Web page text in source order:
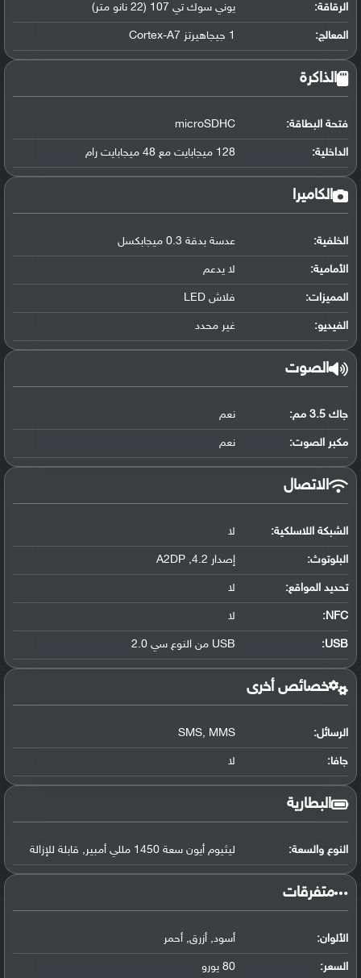
الرقاقة: يوني سوك تي 107 (22 نانو متر)
المعالج: 1 جيجاهيرتز Cortex-A7
الذاكرة
فتحة البطاقة: microSDHC
الداخلية: 128 ميجابايت مع 48 ميجابايت رام
الكاميرا
الخلفية: عدسة بدقة 0.3 ميجابكسل
الأمامية: لا يدعم
المميزات: فلاش LED
الفيديو: غير محدد
الصوت
جاك 3.5 مم: نعم
مكبر الصوت: نعم
الاتصال
الشبكة اللاسلكية: لا
البلوتوث: إصدار 4.2, A2DP
تحديد المواقع: لا
NFC
: لا
USB
: USB من النوع سي 2.0
خصائص أخرى
الرسائل: SMS, MMS
جافا: لا
البطارية
النوع والسعة: ليثيوم أيون سعة 1450 مللي أمبير, قابلة للإزالة
‏متفرقات‏
الألوان: أسود, أزرق, أحمر
السعر: 80 يورو